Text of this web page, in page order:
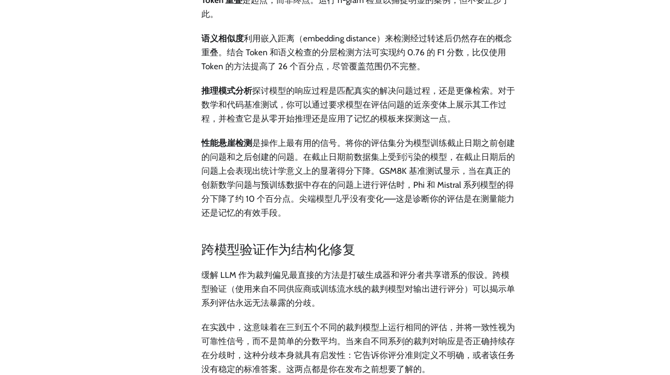
此。
语义相似度利用嵌入距离（embedding distance）来检测经过转述后仍然存在的概念
重叠。结合 Token 和语义检查的分层检测方法可实现约 0.76 的 F1 分数，比仅使用
Token 的方法提高了 26 个百分点，尽管覆盖范围仍不完整。
推理模式分析探讨模型的响应过程是匹配真实的解决问题过程，还是更像检索。对于
数学和代码基准测试，你可以通过要求模型在评估问题的近亲变体上展示其工作过
程，并检查它是从零开始推理还是应用了记忆的模板来探测这一点。
性能悬崖检测 是操作上最有用的信号。将你的评估集分为模型训练截止日期之前创建
的问题和之后创建的问题。在截止日期前数据集上受到污染的模型，在截止日期后的
问题上会表现出统计学意义上的显著得分下降。GSM8K 基准测试显示，当在真正的
创新数学问题与预训练数据中存在的问题上进行评估时，Phi 和 Mistral 系列模型的得
分下降了约 10 个百分点。尖端模型几乎没有变化——这是诊断你的评估是在测量能力
还是记忆的有效手段。
跨模型验证作为结构化修复
缓解 LLM 作为裁判偏见最直接的方法是打破生成器和评分者共享谱系的假设。跨模
型验证（使用来自不同供应商或训练流水线的裁判模型对输出进行评分）可以揭示单
系列评估永远无法暴露的分歧。
在实践中，这意味着在三到五个不同的裁判模型上运行相同的评估，并将一致性视为
可靠性信号，而不是简单的分数平均。当来自不同系列的裁判对响应是否正确持续存
在分歧时，这种分歧本身就具有启发性：它告诉你评分准则定义不明确，或者该任务
没有稳定的标准答案。这两点都是你在发布之前想要了解的。